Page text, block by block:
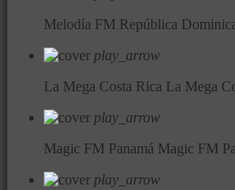
Melodía FM República
play_arrow
La Mega Costa Rica La Mega
play_arrow
Magic FM Panamá Magic FM
play_arrow